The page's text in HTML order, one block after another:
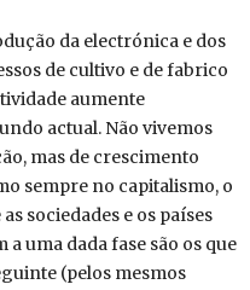
da electrónica e dos
de cultivo e de fabrico
aumente
actual. Não vivemos
mas de crescimento
sempre no capitalismo, o
sociedades e os países
a uma dada fase são os que
(pelos mesmos